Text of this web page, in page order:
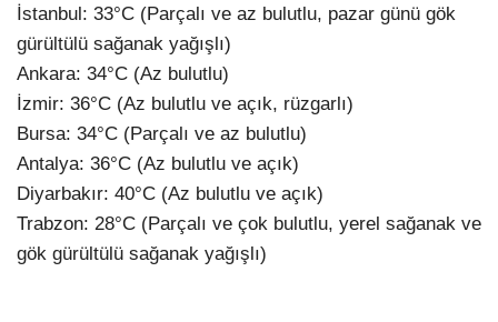
İstanbul: 33°C (Parçalı ve az bulutlu, pazar günü gök
gürültülü sağanak yağışlı)
Ankara: 34°C (Az bulutlu)
İzmir: 36°C (Az bulutlu ve açık, rüzgarlı)
Bursa: 34°C (Parçalı ve az bulutlu)
Antalya: 36°C (Az bulutlu ve açık)
Diyarbakır: 40°C (Az bulutlu ve açık)
Trabzon: 28°C (Parçalı ve çok bulutlu, yerel sağanak ve
gök gürültülü sağanak yağışlı)